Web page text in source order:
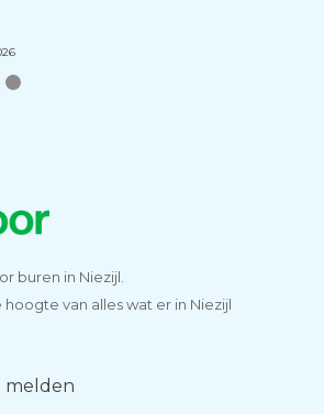
buren in Niezijl.
van alles wat er in Niezijl
melden